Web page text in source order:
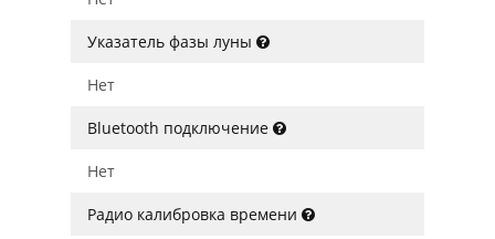
Указатель фазы луны
Нет
Bluetooth подключение
Нет
Радио калибровка времени